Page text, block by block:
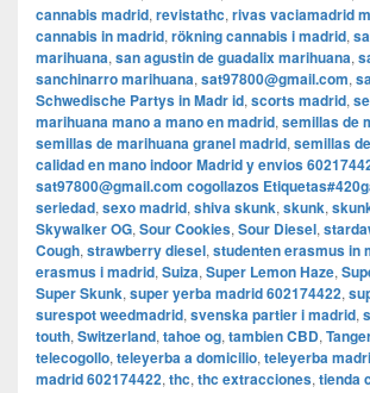
cannabis madrid, revistathc, rivas vaciamadrid
cannabis in madrid, rökning cannabis i madrid,
marihuana, san agustin de guadalix marihuana,
sanchinarro marihuana, sat97800@gmail.com,
Schwedische Partys in Madr id, scorts madrid,
marihuana mano a mano en madrid, semillas de
semillas de marihuana granel madrid, semillas
calidad en mano indoor Madrid y envios
sat97800@gmail.com cogollazos
seriedad, sexo madrid, shiva skunk, skunk,
Skywalker OG, Sour Cookies, Sour Diesel,
Cough, strawberry diesel, studenten erasmus in
erasmus i madrid, Suiza, Super Lemon Haze,
Super Skunk, super yerba madrid 602174422,
surespot weedmadrid, svenska partier i madrid,
touth, Switzerland, tahoe og, tambien CBD,
telecogollo, teleyerba a domicilio, teleyerba
madrid 602174422, thc, thc extracciones, tienda